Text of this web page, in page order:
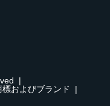
|
標およびブランド
|